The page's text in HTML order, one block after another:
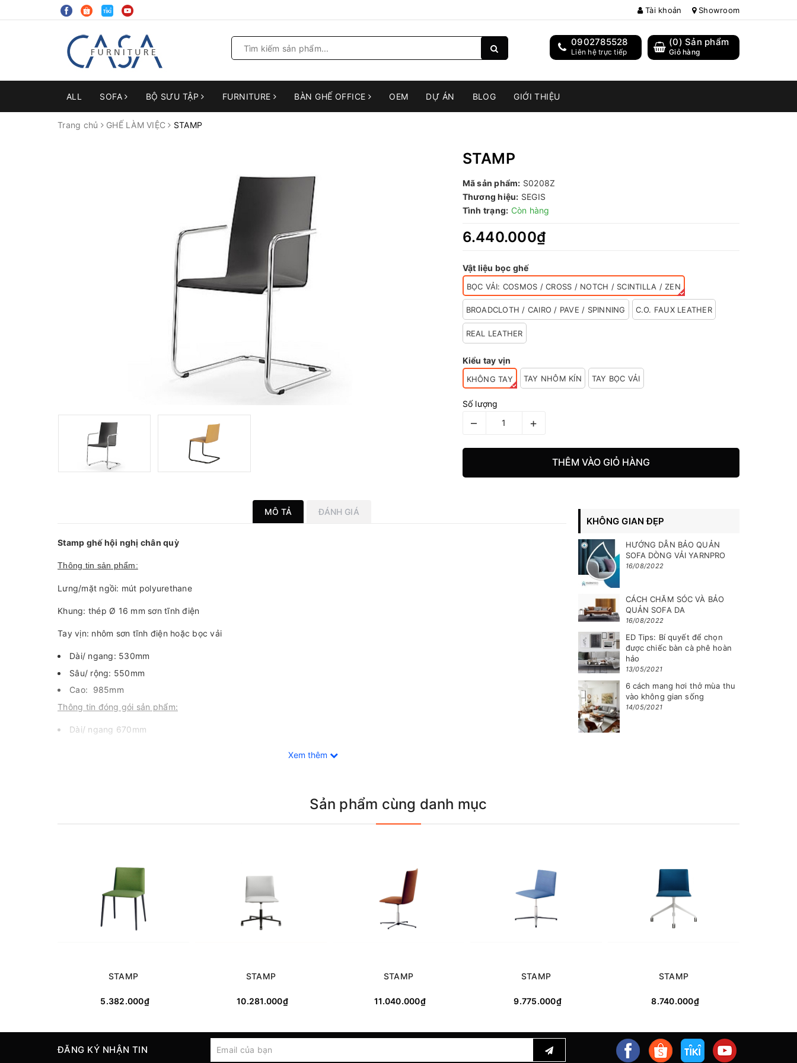
Tài khoản Showroom
(0) Sản phẩm
Giỏ hàng
0902785528
Liên hệ trực tiếp
ALL SOFA BỘ SƯU TẬP FURNITURE BÀN GHẾ OFFICE OEM DỰ ÁN BLOG GIỚI THIỆU
Trang chủ GHẾ LÀM VIỆC STAMP
STAMP
Mã sản phẩm: S0208Z
Thương hiệu: SEGIS
Tình trạng: Còn hàng
6.440.000₫
Vật liệu bọc ghế
BỌC VẢI: COSMOS / CROSS / NOTCH / SCINTILLA / ZEN
BROADCLOTH / CAIRO / PAVE / SPINNING C.O. FAUX LEATHER
REAL LEATHER
Kiểu tay vịn
KHÔNG TAY TAY NHÔM KÍN TAY BỌC VẢI
Số lượng
– +
THÊM VÀO GIỎ HÀNG
MÔ TẢ ĐÁNH GIÁ
Stamp ghế hội nghị chân quỳ
Thông tin sản phẩm:
Lưng/mặt ngồi: mút polyurethane
Khung: thép Ø 16 mm sơn tĩnh điện
Tay vịn: nhôm sơn tĩnh điện hoặc bọc vải
Dài/ ngang: 530mm
Sâu/ rộng: 550mm
Cao: 985mm
Thông tin đóng gói sản phẩm:
Dài/ ngang 670mm
Xem thêm
KHÔNG GIAN ĐẸP
HƯỚNG DẪN BẢO QUẢN
SOFA DÒNG VẢI YARNPRO
16/08/2022
CÁCH CHĂM SÓC VÀ BẢO
QUẢN SOFA DA
16/08/2022
ED Tips: Bí quyết để chọn
được chiếc bàn cà phê hoàn
hảo
13/05/2021
6 cách mang hơi thở mùa thu
vào không gian sống
14/05/2021
Sản phẩm cùng danh mục
STAMP
5.382.000₫
STAMP
10.281.000₫
STAMP
11.040.000₫
STAMP
9.775.000₫
STAMP
8.740.000₫
ĐĂNG KÝ NHẬN TIN